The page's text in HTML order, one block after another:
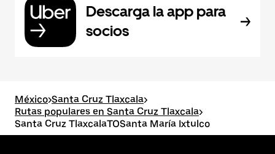
Descarga la app para
socios
México>Santa Cruz Tlaxcala>
Rutas populares en Santa Cruz Tlaxcala>
Santa Cruz TlaxcalaTOSanta María Ixtulco